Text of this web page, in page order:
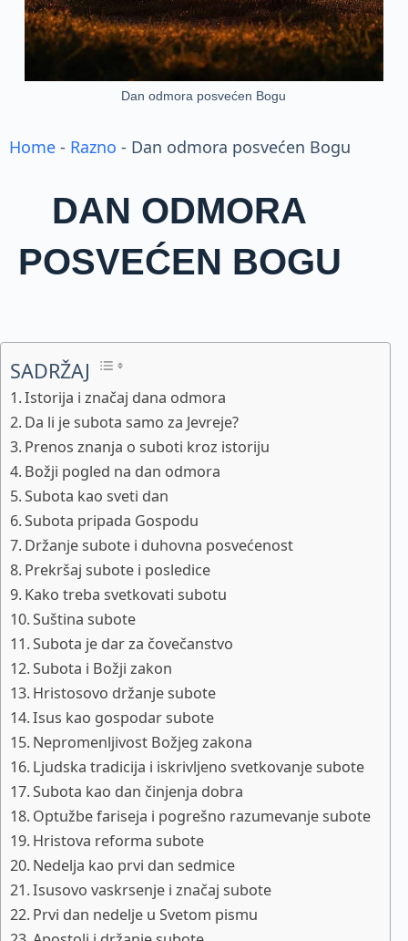
Dan odmora posvećen Bogu
Home- Razno - Dan odmora posvećen Bogu
DAN ODMORA
POSVEĆEN BOGU
SADRŽAJ
Istorija i značaj dana odmora
Da li je subota samo za Jevreje?
Prenos znanja o suboti kroz istoriju
Božji pogled na dan odmora
Subota kao sveti dan
Subota pripada Gospodu
Držanje subote i duhovna posvećenost
Prekršaj subote i posledice
Kako treba svetkovati subotu
Suština subote
Subota je dar za čovečanstvo
Subota i Božji zakon
Hristosovo držanje subote
Isus kao gospodar subote
Nepromenljivost Božjeg zakona
Ljudska tradicija i iskrivljeno svetkovanje subote
Subota kao dan činjenja dobra
Optužbe fariseja i pogrešno razumevanje subote
Hristova reforma subote
Nedelja kao prvi dan sedmice
Isusovo vaskrsenje i značaj subote
Prvi dan nedelje u Svetom pismu